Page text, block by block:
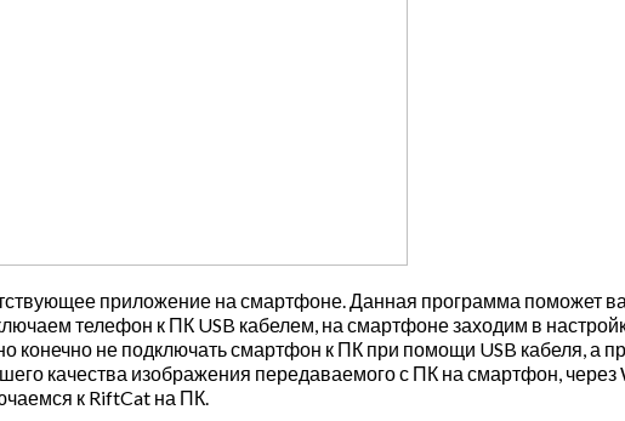
приложение на смартфоне. Данная программа поможет
телефон к ПК USB кабелем, на смартфоне заходим в
не подключать смартфон к ПК при помощи USB кабеля, а
качества изображения передаваемого с ПК на смартфон, через
к RiftCat на ПК.